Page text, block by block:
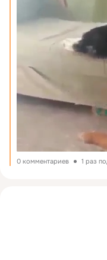
0 комментариев 1 раз